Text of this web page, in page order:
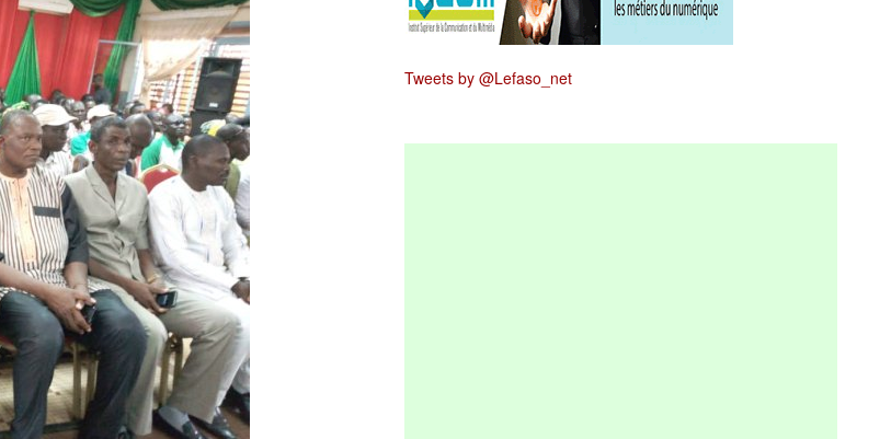
Tweets by @Lefaso_net